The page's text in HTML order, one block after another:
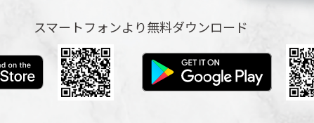
スマートフォンより無料ダウンロード